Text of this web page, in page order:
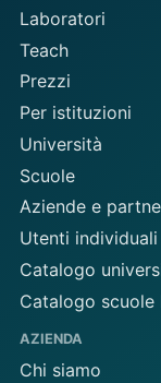
Laboratori
Teach
Prezzi
Per istituzioni
Università
Scuole
Aziende e
Utenti individuali
Catalogo
Catalogo scuole
AZIENDA
Chi siamo